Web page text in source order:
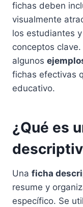
fichas deben
visualmente
los estudiantes
conceptos
algunos
fichas efectivas
educativo.
¿Qué es
Una ficha
resume y
específico. Se